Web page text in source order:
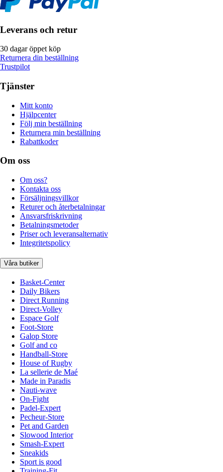
Leverans och retur
30 dagar öppet köp
Returnera din beställning
Trustpilot
Tjänster
Mitt konto
Hjälpcenter
Följ min beställning
Returnera min beställning
Rabattkoder
Om oss
Om oss?
Kontakta oss
Försäljningsvillkor
Returer och återbetalningar
Ansvarsfriskrivning
Betalningsmetoder
Priser och leveransalternativ
Integritetspolicy
Våra butiker
Basket-Center
Daily Bikers
Direct Running
Direct-Volley
Espace Golf
Foot-Store
Galop Store
Golf and co
Handball-Store
House of Rugby
La sellerie de Maé
Made in Paradis
Nauti-wave
On-Fight
Padel-Expert
Pecheur-Store
Pet and Garden
Slowood Interior
Smash-Expert
Sneakids
Sport is good